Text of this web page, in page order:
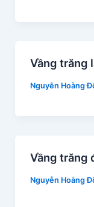
Vầng trăng
Nguyễn Hoàng
Vầng trăng
Nguyễn Hoàng